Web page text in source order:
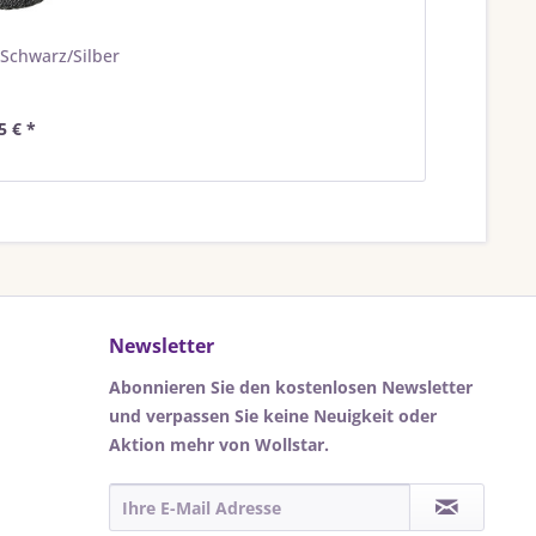
Silber
€ *
Newsletter
Abonnieren Sie den kostenlosen Newsletter
und verpassen Sie keine Neuigkeit oder
Aktion mehr von Wollstar.